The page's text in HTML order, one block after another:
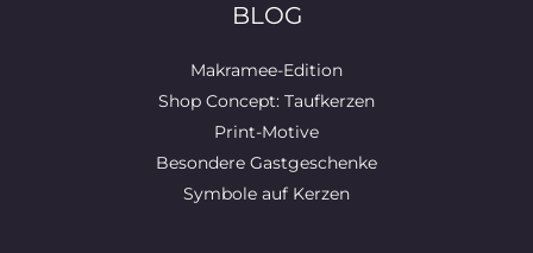
BLOG
Makramee-Edition
Shop Concept: Taufkerzen
Print-Motive
Besondere Gastgeschenke
Symbole auf Kerzen